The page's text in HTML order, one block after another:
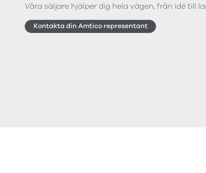
Våra säljare hjälper dig hela vägen, från idé till
Kontakta din Amtico representant